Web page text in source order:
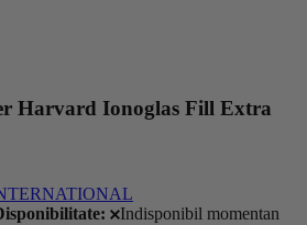
Harvard Ionoglas Fill Extra
Indisponibil momentan